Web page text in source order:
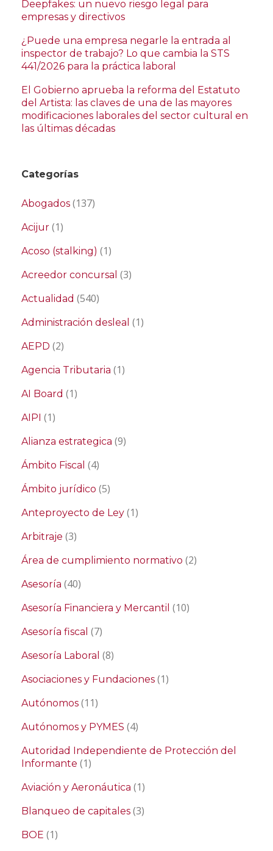
Deepfakes: un nuevo riesgo legal para
empresas y directivos
¿Puede una empresa negarle la entrada al
inspector de trabajo? Lo que cambia la STS
441/2026 para la práctica laboral
El Gobierno aprueba la reforma del Estatuto
del Artista: las claves de una de las mayores
modificaciones laborales del sector cultural en
las últimas décadas
Categorías
Abogados (137)
Acijur (1)
Acoso (stalking) (1)
Acreedor concursal (3)
Actualidad (540)
Administración desleal (1)
AEPD (2)
Agencia Tributaria (1)
AI Board (1)
AIPI (1)
Alianza estrategica (9)
Ámbito Fiscal (4)
Ámbito jurídico (5)
Anteproyecto de Ley (1)
Arbitraje (3)
Área de cumplimiento normativo (2)
Asesoría (40)
Asesoría Financiera y Mercantil (10)
Asesoría fiscal (7)
Asesoría Laboral (8)
Asociaciones y Fundaciones (1)
Autónomos (11)
Autónomos y PYMES (4)
Autoridad Independiente de Protección del
Informante (1)
Aviación y Aeronáutica (1)
Blanqueo de capitales (3)
BOE (1)